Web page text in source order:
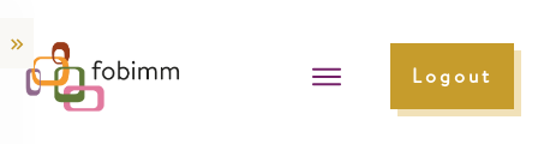
Logout